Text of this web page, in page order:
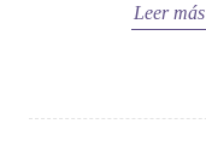
Leer más